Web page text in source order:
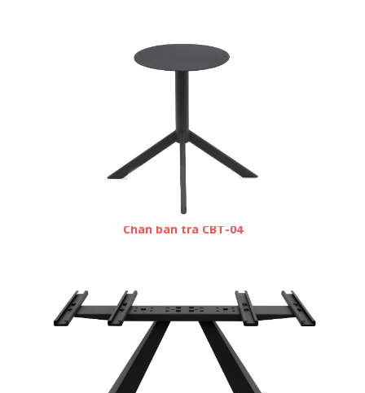
Chân bàn trà CBT-04